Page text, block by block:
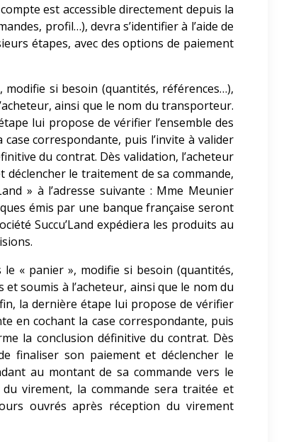
est accessible directement depuis la
profil…), devra s’identifier à l’aide de
étapes, avec des options de paiement
si besoin (quantités, références…),
ainsi que le nom du transporteur.
lui propose de vérifier l’ensemble des
correspondante, puis l’invite à valider
du contrat. Dès validation, l’acheteur
le traitement de sa commande,
» à l’adresse suivante : Mme Meunier
émis par une banque française seront
Succu’Land expédiera les produits au
le « panier », modifie si besoin (quantités,
soumis à l’acheteur, ainsi que le nom du
la dernière étape lui propose de vérifier
en cochant la case correspondante, puis
la conclusion définitive du contrat. Dès
finaliser son paiement et déclencher le
au montant de sa commande vers le
virement, la commande sera traitée et
ouvrés après réception du virement